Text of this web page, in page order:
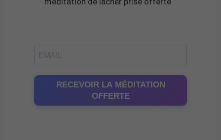
RECEVOIR LA MÉDITATION
OFFERTE